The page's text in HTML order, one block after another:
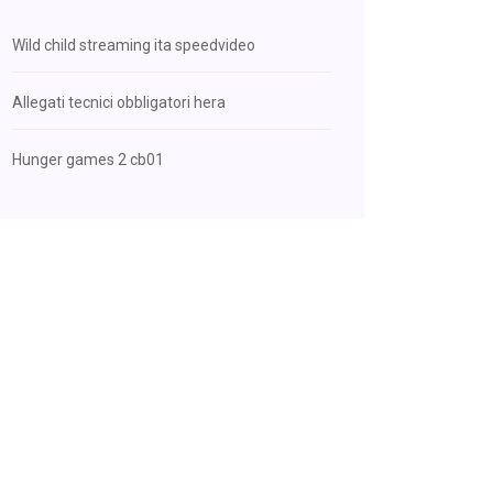
Wild child streaming ita speedvideo
Allegati tecnici obbligatori hera
Hunger games 2 cb01